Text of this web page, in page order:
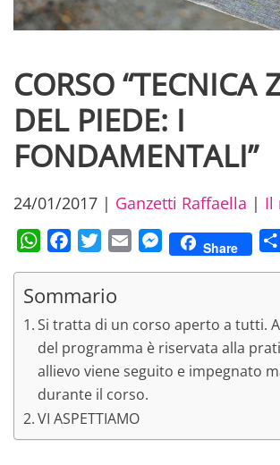
CORSO “TECNICA
DEL PIEDE: I
FONDAMENTALI”
24/01/2017 | Ganzetti Raffaella | Il
WhatsAppFacebookTwitterEmail Messenger
Share
Sommario
Si tratta di un corso aperto a tutti.
del programma è riservata alla
allievo viene seguito e impegnato
durante il corso.
VI ASPETTIAMO